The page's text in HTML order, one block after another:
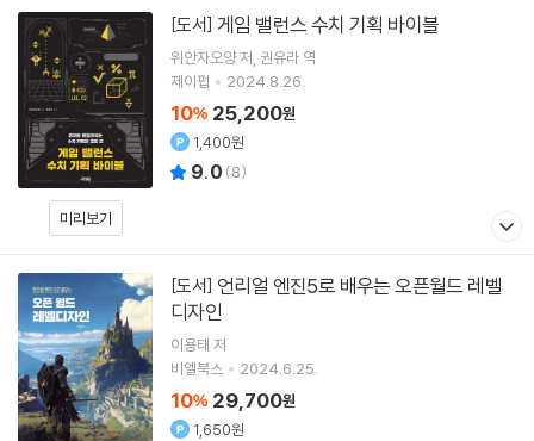
미리보기
[도서] 게임 밸런스 수치 기획 바이블
위안자오양저 권유라 역
제이펍
2024.8.26.
10% 25,200원
1,400원
9.0 (8)
[도서]
디자인
이용태 저
비엘북스
2024.6.25.
10% 29,700원
1,650원